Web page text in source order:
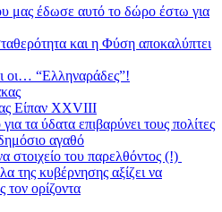
μας έδωσε αυτό το δώρο έστω για
και η Φύση αποκαλύπτει
οι… “Ελληναράδες”!
Είπαν XXVIII
τα ύδατα επιβαρύνει τους πολίτες
αγαθό
στοιχείο του παρελθόντος (!)
της κυβέρνησης αξίζει να
τον ορίζοντα